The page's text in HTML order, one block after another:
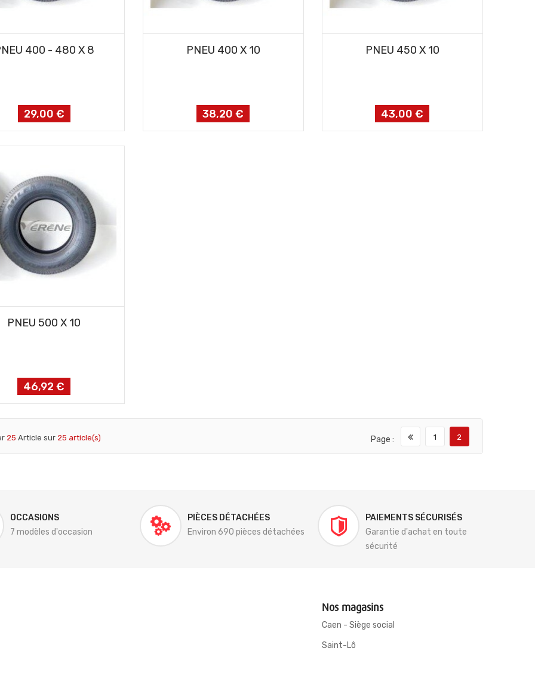
AJOUTER AU PANIER
400 - 480 X 8
Prix
29,00 €
AJOUTER AU PANIER
PNEU 400 X 10
Prix
38,20 €
AJOUTER AU PANIER
PNEU 450 X 10
Prix
43,00 €
AJOUTER AU PANIER
PNEU 500 X 10
Prix
46,92 €
25 Article sur 25 article(s) Page : 1 2
OCCASIONS
7 modèles d'occasion
PIÈCES DÉTACHÉES
Environ 690 pièces détachées
PAIEMENTS SÉCURISÉS
Garantie d'achat en toute
sécurité
Nos magasins
Caen - Siège social
Saint-Lô